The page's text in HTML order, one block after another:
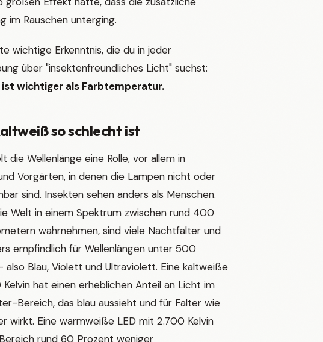
im Rauschen unterging.
wichtige Erkenntnis, die du in jeder
über "insektenfreundliches Licht" suchst:
wichtiger als Farbtemperatur.
so schlecht ist
die Wellenlänge eine Rolle, vor allem in
Vorgärten, in denen die Lampen nicht oder
sind. Insekten sehen anders als Menschen.
Welt in einem Spektrum zwischen rund 400
wahrnehmen, sind viele Nachtfalter und
empfindlich für Wellenlängen unter 500
Blau, Violett und Ultraviolett. Eine kaltweiße
hat einen erheblichen Anteil an Licht im
Bereich, das blau aussieht und für Falter wie
wirkt. Eine warmweiße LED mit 2.700 Kelvin
rund 60 Prozent weniger